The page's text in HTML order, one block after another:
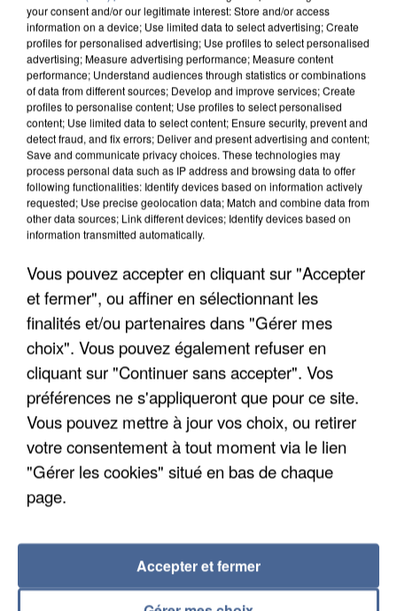
L’UN DES FONDATEURS SUPPOSÉS DE LA DZ
MAFIA INTERPELLÉ EN ALGÉRIE
UN SECOND CADRE DE LA DZ MAFIA
INTERPELLÉ EN ALGÉRIE
your consent and/or our legitimate interest: Store and/or access
information on a device; Use limited data to select advertising; Create
profiles for personalised advertising; Use profiles to select personalised
advertising; Measure advertising performance; Measure content
performance; Understand audiences through statistics or combinations
of data from different sources; Develop and improve services; Create
profiles to personalise content; Use profiles to select personalised
content; Use limited data to select content; Ensure security, prevent and
detect fraud, and fix errors; Deliver and present advertising and content;
Save and communicate privacy choices. These technologies may
process personal data such as IP address and browsing data to offer
following functionalities: Identify devices based on information actively
requested; Use precise geolocation data; Match and combine data from
other data sources; Link different devices; Identify devices based on
information transmitted automatically.
Vous pouvez accepter en cliquant sur "Accepter
et fermer", ou affiner en sélectionnant les
finalités et/ou partenaires dans "Gérer mes
choix". Vous pouvez également refuser en
cliquant sur "Continuer sans accepter". Vos
préférences ne s'appliqueront que pour ce site.
Vous pouvez mettre à jour vos choix, ou retirer
votre consentement à tout moment via le lien
"Gérer les cookies" situé en bas de chaque
page.
Accepter et fermer